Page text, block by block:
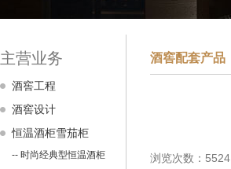
主营业务
酒窖工程
酒窖设计
恒温酒柜雪茄柜
-- 时尚经典型恒温酒柜
酒窖配套产品
浏览次数：5524